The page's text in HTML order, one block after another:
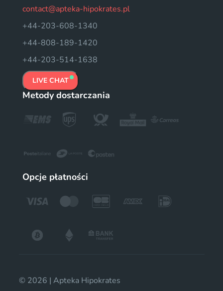
contact@apteka-hipokrates.pl
+44-203-608-1340
+44-808-189-1420
+44-203-514-1638
LIVE CHAT
Metody dostarczania
Opcje płatności
© 2026 | Apteka Hipokrates